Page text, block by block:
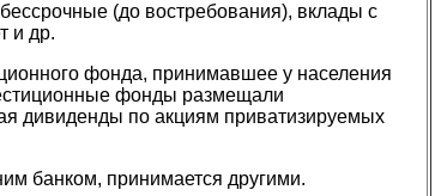
(до востребования), вклады с
и др.
фонда, принимавшее у населения
фонды размещали
дивиденды по акциям приватизируемых
банком, принимается другими.